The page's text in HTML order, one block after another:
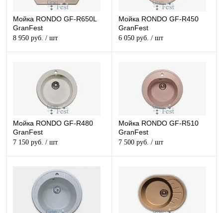
Мойка RONDO GF-R650L
GranFest
8 950 руб. / шт
Мойка RONDO GF-R450
GranFest
6 050 руб. / шт
Мойка RONDO GF-R480
GranFest
7 150 руб. / шт
Мойка RONDO GF-R510
GranFest
7 500 руб. / шт